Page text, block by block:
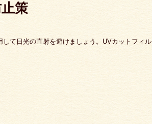
策
て日光の直射を避けましょう。UVカットフィル